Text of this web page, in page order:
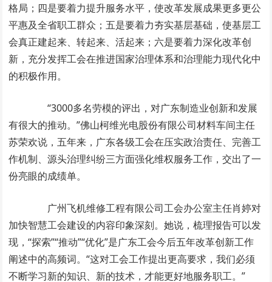
格局；四是要着力提升服务水平，使改革发展成果更多更公
平惠及全省职工群众；五是要着力夯实基层基础，使基层工
会真正建起来、转起来、活起来；六是要着力深化改革创
新，充分发挥工会在推进国家治理体系和治理能力现代化中
的积极作用。
“3000多名劳模的评出，对广东制造业创新和发展
有很大的推动。”佛山柯维光电股份有限公司材料车间主任
苏荣欢说，五年来，广东各级工会在压实政治责任、完善工
作机制、源头治理纠纷三方面强化维权服务工作，交出了一
份亮眼的成绩单。
广州飞机维修工程有限公司工会办公室主任肖婷对
加快智慧工会建设的内容印象深刻。她说，梳理报告可以发
现，“探索”“推动”“优化”是广东工会今后五年改革创新工作
阐述中的高频词。“这对工会工作提出更高要求，我们必须
不断学习新的知识、新的技术，才能更好地服务职工。”